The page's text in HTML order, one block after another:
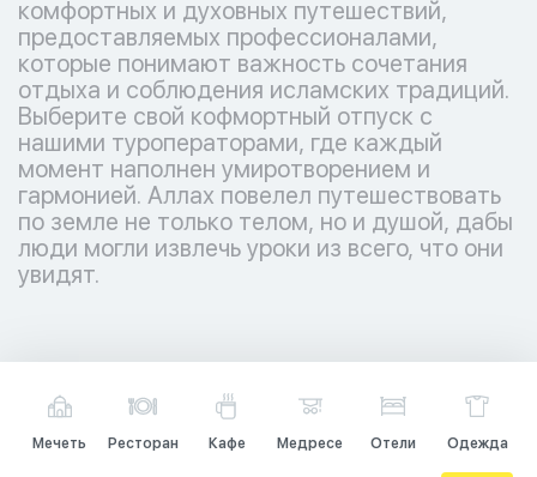
комфортных и духовных путешествий,
предоставляемых профессионалами,
которые понимают важность сочетания
отдыха и соблюдения исламских традиций.
Выберите свой кофмортный отпуск с
нашими туроператорами, где каждый
момент наполнен умиротворением и
гармонией. Аллах повелел путешествовать
по земле не только телом, но и душой, дабы
люди могли извлечь уроки из всего, что они
увидят.
Мечеть Ресторан Кафе Медресе Отели Одежда